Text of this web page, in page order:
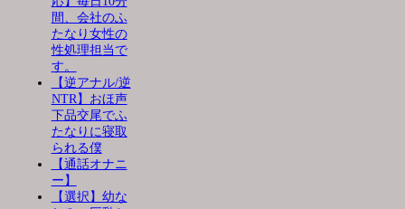
間、会社のふ
たなり女性の
性処理担当で
す。
【逆アナル/逆
NTR】おほ声
下品交尾でふ
たなりに寝取
られる僕
【通話オナニ
ー】
【選択】幼な